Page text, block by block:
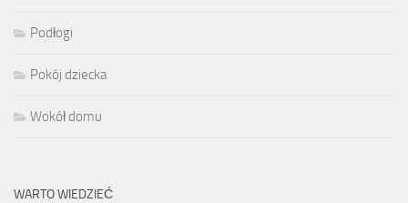
Podłogi
Pokój dziecka
Wokół domu
WARTO WIEDZIEĆ